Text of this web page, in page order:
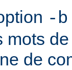
-b
mots
de